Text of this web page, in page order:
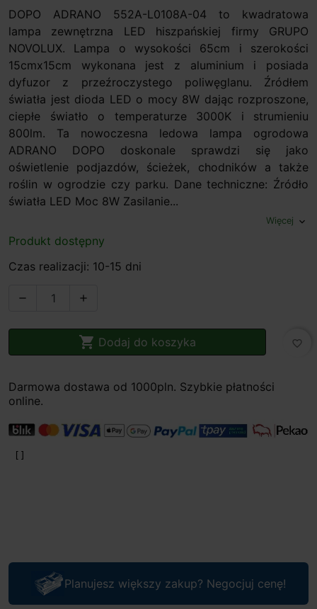
DOPO ADRANO 552A-L0108A-04 to kwadratowa
lampa zewnętrzna LED hiszpańskiej firmy GRUPO
NOVOLUX. Lampa o wysokości 65cm i szerokości
15cmx15cm wykonana jest z aluminium i posiada
dyfuzor z przeźroczystego poliwęglanu. Źródłem
światła jest dioda LED o mocy 8W dając rozproszone,
ciepłe światło o temperaturze 3000K i strumieniu
800lm. Ta nowoczesna ledowa lampa ogrodowa
ADRANO DOPO doskonale sprawdzi się jako
oświetlenie podjazdów, ścieżek, chodników a także
roślin w ogrodzie czy parku. Dane techniczne: Źródło
światła LED Moc 8W Zasilanie...
Więcej expand_more
Produkt dostępny
Czas realizacji: 10-15 dni
 
 Dodaj do koszyka favorite_border
Darmowa dostawa od 1000pln. Szybkie płatności
online.
Planujesz większy zakup? Negocjuj cenę!